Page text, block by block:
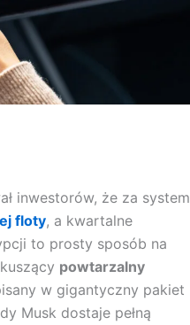
inwestorów, że za system
floty, a kwartalne
to prosty sposób na
powtarzalny
w gigantyczny pakiet
Musk dostaje pełną